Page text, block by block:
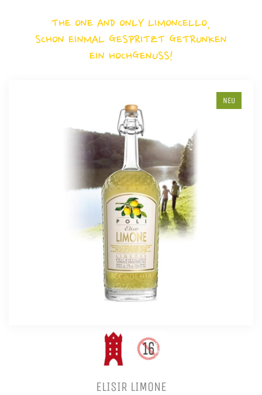
THE ONE AND ONLY LIMONCELLO,
SCHON EINMAL GESPRITZT GETRUNKEN
EIN HOCHGENUSS!
NEU
ELISIR LIMONE